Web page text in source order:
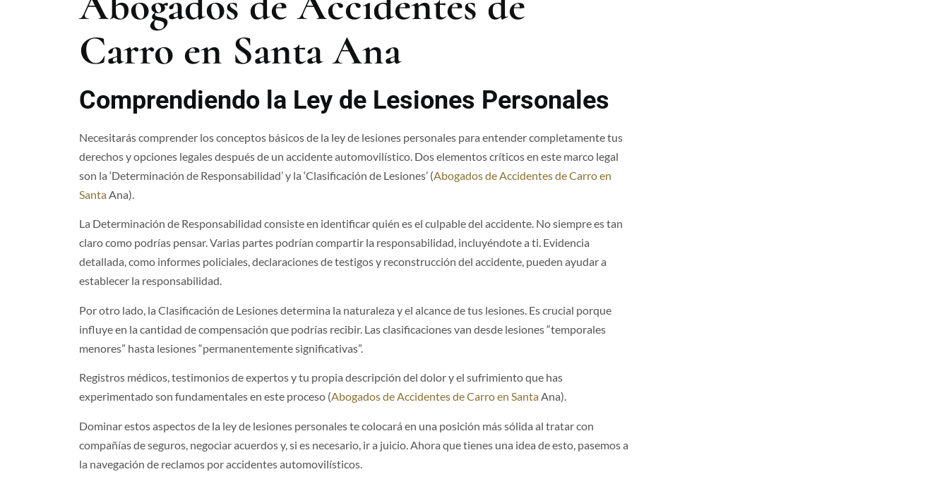
Carro en Santa Ana​
Comprendiendo la Ley de Lesiones Personales
Necesitarás comprender los conceptos básicos de la ley de lesiones personales para entender completamente tus
derechos y opciones legales después de un accidente automovilístico. Dos elementos críticos en este marco legal
son la ‘Determinación de Responsabilidad’ y la ‘Clasificación de Lesiones’ (Abogados de Accidentes de Carro en
SantaAna​).
La Determinación de Responsabilidad consiste en identificar quién es el culpable del accidente. No siempre es tan
claro como podrías pensar. Varias partes podrían compartir la responsabilidad, incluyéndote a ti. Evidencia
detallada, como informes policiales, declaraciones de testigos y reconstrucción del accidente, pueden ayudar a
establecer la responsabilidad.
Por otro lado, la Clasificación de Lesiones determina la naturaleza y el alcance de tus lesiones. Es crucial porque
influye en la cantidad de compensación que podrías recibir. Las clasificaciones van desde lesiones “temporales
menores” hasta lesiones “permanentemente significativas”.
Registros médicos, testimonios de expertos y tu propia descripción del dolor y el sufrimiento que has
experimentado son fundamentales en este proceso (Abogados de Accidentes de Carro en SantaAna​).
Dominar estos aspectos de la ley de lesiones personales te colocará en una posición más sólida al tratar con
compañías de seguros, negociar acuerdos y, si es necesario, ir a juicio. Ahora que tienes una idea de esto, pasemos a
la navegación de reclamos por accidentes automovilísticos.